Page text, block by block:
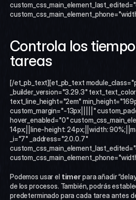
Controla los
tareas
[/et_pb_text][et_pb_text
_builder_version="3.29.3"
text_line_height="2em"
custom_margin="-13px|||||"
hover_enabled="0"
14px;||line-height: 24px;||width:
_i="7" _address="2.0.0.7"
Podemos usar el timer para añadir
de los procesos. También, podrás
predeterminado para cada tarea antes